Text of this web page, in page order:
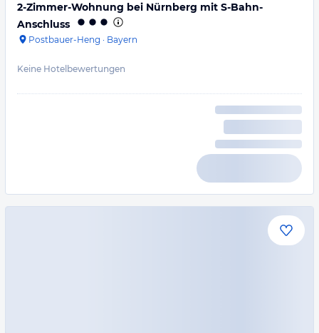
2-Zimmer-Wohnung bei Nürnberg mit S-Bahn-
Anschluss
Postbauer-Heng · Bayern
Keine Hotelbewertungen